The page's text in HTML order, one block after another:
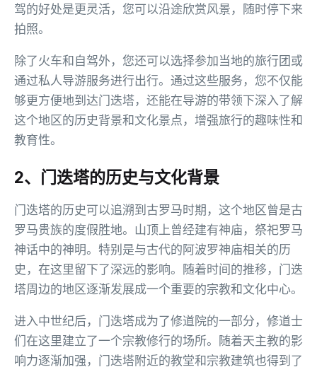
驾的好处是更灵活，您可以沿途欣赏风景，随时停下来
拍照。
除了火车和自驾外，您还可以选择参加当地的旅行团或
通过私人导游服务进行出行。通过这些服务，您不仅能
够更方便地到达门迭塔，还能在导游的带领下深入了解
这个地区的历史背景和文化景点，增强旅行的趣味性和
教育性。
2、门迭塔的历史与文化背景
门迭塔的历史可以追溯到古罗马时期，这个地区曾是古
罗马贵族的度假胜地。山顶上曾经建有神庙，祭祀罗马
神话中的神明。特别是与古代的阿波罗神庙相关的历
史，在这里留下了深远的影响。随着时间的推移，门迭
塔周边的地区逐渐发展成一个重要的宗教和文化中心。
进入中世纪后，门迭塔成为了修道院的一部分，修道士
们在这里建立了一个宗教修行的场所。随着天主教的影
响力逐渐加强，门迭塔附近的教堂和宗教建筑也得到了